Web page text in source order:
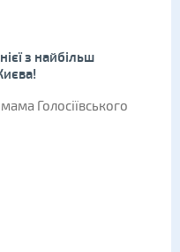
з найбільш
Голосіївського